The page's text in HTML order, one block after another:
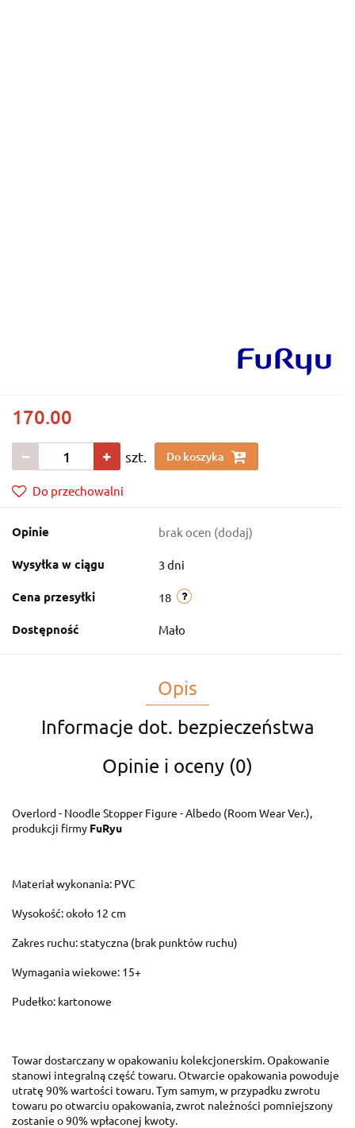
170.00
szt. Do koszyka
Do przechowalni
Opinie brak ocen (dodaj)
Wysyłka w ciągu 3 dni
Cena przesyłki 18
Dostępność Mało
Opis
Informacje dot. bezpieczeństwa
Opinie i oceny (0)
Overlord - Noodle Stopper Figure - Albedo (Room Wear Ver.),
produkcji firmy FuRyu
Materiał wykonania: PVC
Wysokość: około 12 cm
Zakres ruchu: statyczna (brak punktów ruchu)
Wymagania wiekowe: 15+
Pudełko: kartonowe
Towar dostarczany w opakowaniu kolekcjonerskim. Opakowanie
stanowi integralną część towaru. Otwarcie opakowania powoduje
utratę 90% wartości towaru. Tym samym, w przypadku zwrotu
towaru po otwarciu opakowania, zwrot należności pomniejszony
zostanie o 90% wpłaconej kwoty.